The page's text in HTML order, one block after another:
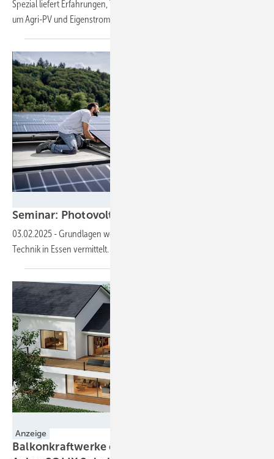
Spezial liefert Erfahrungen, Techniküberblick und Planungstipps rund
um Agri-PV und Eigenstromversorgung.
Seminar: Photovoltaikanlagen –
03.02.2025 -Grundlagen werden beim Thema Solar im Haus der
Technik in Essen vermittelt.
Anzeige
Balkonkraftwerke effizient erweitern: Die